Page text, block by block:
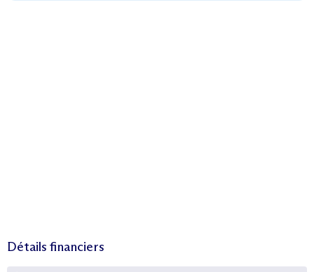
Détails financiers